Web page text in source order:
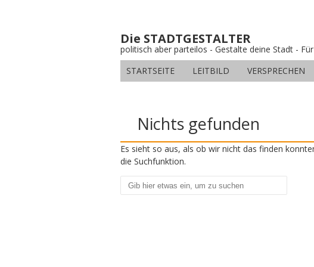
Die STADTGESTALTER
politisch aber parteilos - Gestalte deine Stadt -
STARTSEITE
LEITBILD VERSPRECHEN
Nichts gefunden
Es sieht so aus, als ob wir nicht das finden
die Suchfunktion.
Suchen